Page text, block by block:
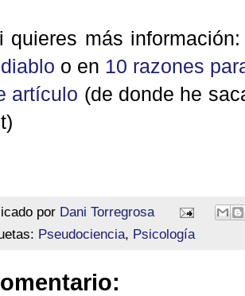
quieres más
o en 10 razones
artículo (de donde he
por Dani Torregrosa
Pseudociencia, Psicología